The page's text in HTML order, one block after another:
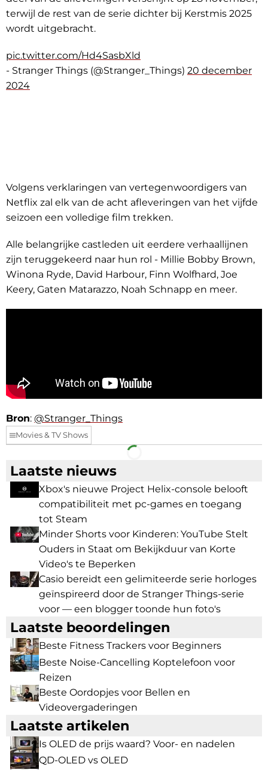
terwijl de rest van de serie dichter bij Kerstmis 2025
wordt uitgebracht.
pic.twitter.com/Hd4SasbXld
- Stranger Things (@Stranger_Things) 20 december
2024
Volgens verklaringen van vertegenwoordigers van
Netflix zal elk van de acht afleveringen van het vijfde
seizoen een volledige film trekken.
Alle belangrijke castleden uit eerdere verhaallijnen
zijn teruggekeerd naar hun rol - Millie Bobby Brown,
Winona Ryde, David Harbour, Finn Wolfhard, Joe
Keery, Gaten Matarazzo, Noah Schnapp en meer.
Bron: @Stranger_Things
Movies & TV Shows
Facebook Telegram
Laatste nieuws
Xbox's nieuwe Project Helix-console belooft
compatibiliteit met pc-games en toegang
tot Steam
Minder Shorts voor Kinderen: YouTube Stelt
Ouders in Staat om Bekijkduur van Korte
Video's te Beperken
Casio bereidt een gelimiteerde serie horloges
geïnspireerd door de Stranger Things-serie
voor — een blogger toonde hun foto's
Laatste beoordelingen
Beste Fitness Trackers voor Beginners
Beste Noise-Cancelling Koptelefoon voor
Reizen
Beste Oordopjes voor Bellen en
Videovergaderingen
Laatste artikelen
Is OLED de prijs waard? Voor- en nadelen
QD-OLED vs OLED